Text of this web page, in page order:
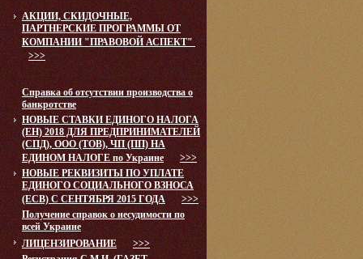
АКЦИИ, СКИДОЧНЫЕ,
ПАРТНЕРСКИЕ ПРОГРАММЫ ОТ
КОМПАНИИ "ПРАВОВОЙ АСПЕКТ"
>>>
Справка об отсутствии производства о
банкротстве
НОВЫЕ СТАВКИ ЕДИНОГО НАЛОГА
(ЕН) 2018 ДЛЯ ПРЕДПРИНИМАТЕЛЕЙ
(СПД), ООО (ТОВ), ЧП (ПП) НА
ЕДИНОМ НАЛОГЕ по Украине
>>>
НОВЫЕ РЕКВИЗИТЫ ПО УПЛАТЕ
ЕДИНОГО СОЦИАЛЬНОГО ВЗНОСА
(ЕСВ) С СЕНТЯБРЯ 2015 ГОДА
>>>
Получение справок о несудимости по
всей Украине
ЛИЦЕНЗИРОВАНИЕ
>>>